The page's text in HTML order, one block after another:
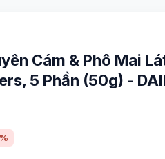
Cám & Phô Mai
5 Phần (50g) -